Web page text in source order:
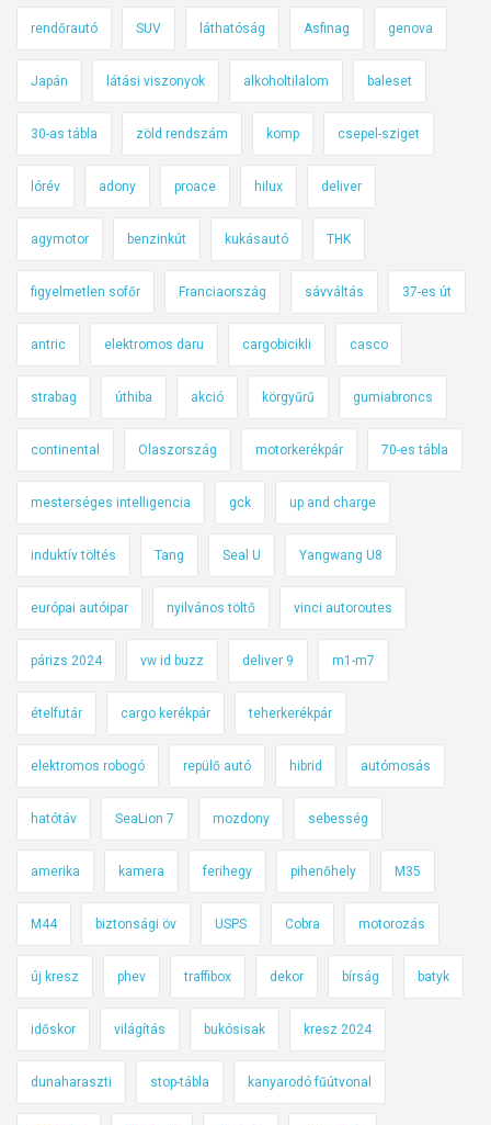
rendőrautó SUV láthatóság Asfinag genova
Japán látási viszonyok alkoholtilalom baleset
30-as tábla zöld rendszám komp csepel-sziget
lórév adony proace hilux deliver
agymotor benzinkút kukásautó THK
figyelmetlen sofőr Franciaország sávváltás 37-es út
antric elektromos daru cargobicikli casco
strabag úthiba akció körgyűrű gumiabroncs
continental Olaszország motorkerékpár 70-es tábla
mesterséges intelligencia gck up and charge
induktív töltés Tang Seal U Yangwang U8
európai autóipar nyilvános töltő vinci autoroutes
párizs 2024 vw id buzz deliver 9 m1-m7
ételfutár cargo kerékpár teherkerékpár
elektromos robogó repülő autó hibrid autómosás
hatótáv SeaLion 7 mozdony sebesség
amerika kamera ferihegy pihenőhely M35
M44 biztonsági öv USPS Cobra motorozás
új kresz phev traffibox dekor bírság batyk
időskor világítás bukósisak kresz 2024
dunaharaszti stop-tábla kanyarodó fűútvonal